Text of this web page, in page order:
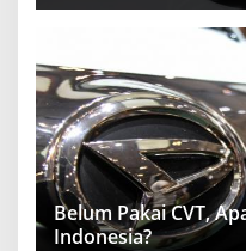
Belum Pakai CVT,
Indonesia?